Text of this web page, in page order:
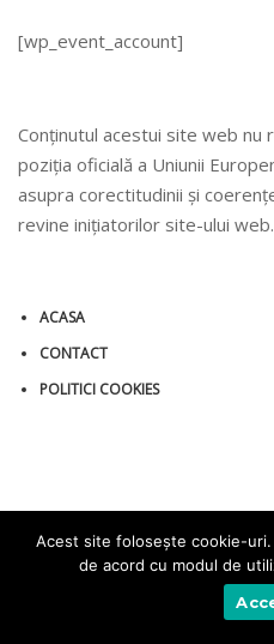
[wp_event_account]
Conținutul acestui site web
poziția oficială a Uniunii
asupra corectitudinii și
revine inițiatorilor site-ului web.
ACASA
CONTACT
POLITICI COOKIES
Acest site foloseşte cookie-
de acord cu modul de